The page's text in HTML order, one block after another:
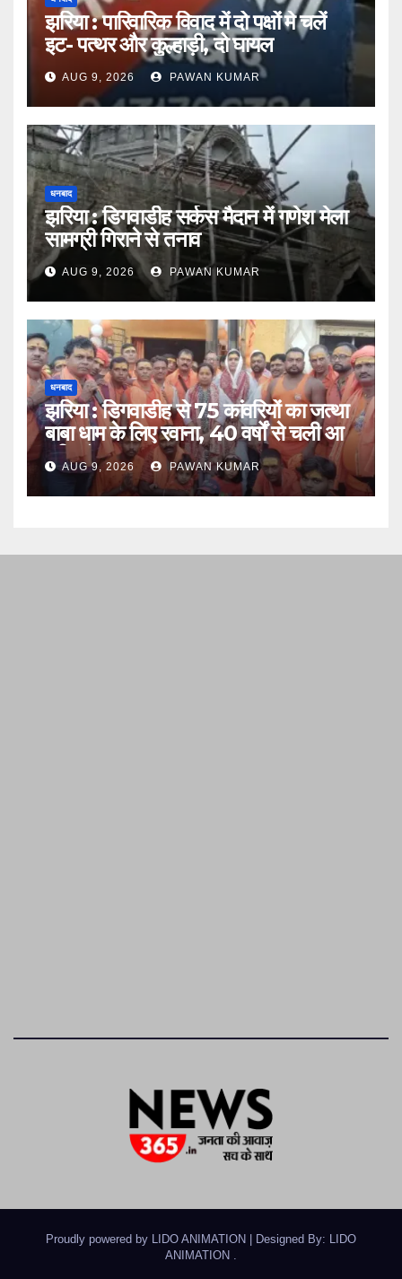
झरिया : पारिवारिक विवाद में दो पक्षों मे चलें
इट- पत्थर और कुल्हाड़ी, दो घायल
AUG 9, 2026 PAWAN KUMAR
धनबाद
झरिया : डिगवाडीह सर्कस मैदान में गणेश मेला
सामग्री गिराने से तनाव
AUG 9, 2026 PAWAN KUMAR
धनबाद
झरिया : डिगवाडीह से 75 कांवरियों का जत्था
बाबा धाम के लिए रवाना, 40 वर्षों से चली आ
रही परंपरा
AUG 9, 2026 PAWAN KUMAR
Proudly powered by LIDO ANIMATION | Designed By: LIDO
ANIMATION